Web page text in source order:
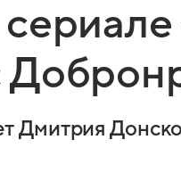
Дмитрия